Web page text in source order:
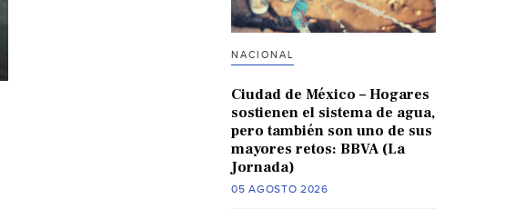
NACIONAL
Ciudad de México – Hogares
sostienen el sistema de agua,
pero también son uno de sus
mayores retos: BBVA (La
Jornada)
05 AGOSTO 2026